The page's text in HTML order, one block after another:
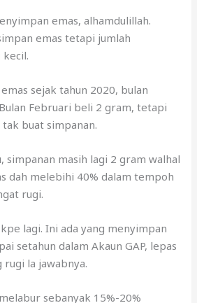
sejak tahun 2020, bulan
Februari beli 2 gram, tetapi
buat simpanan.
simpanan masih lagi 2 gram walhal
dah melebihi 40% dalam tempoh
rugi.
lagi. Ini ada yang menyimpan
setahun dalam Akaun GAP, lepas
la jawabnya.
sebanyak 15%-20%
kita, seperti yang
Henry, founder dan CEO Alloy